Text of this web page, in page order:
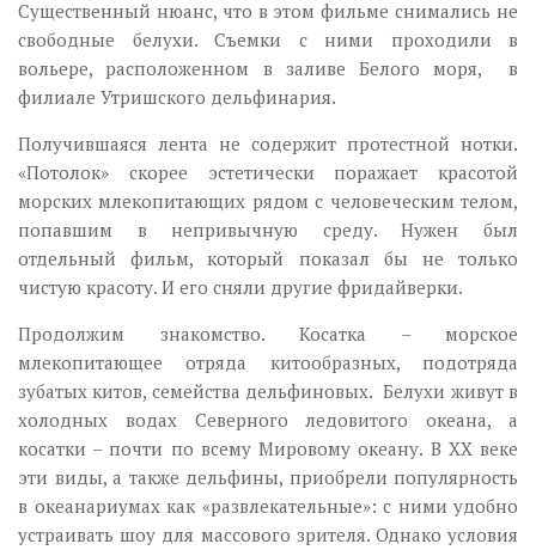
Существенный нюанс, что в этом фильме снимались не
свободные белухи. Съемки с ними проходили в
вольере, расположенном в заливе Белого моря, в
филиале Утришского дельфинария.
Получившаяся лента не содержит протестной нотки.
«Потолок» скорее эстетически поражает красотой
морских млекопитающих рядом с человеческим телом,
попавшим в непривычную среду. Нужен был
отдельный фильм, который показал бы не только
чистую красоту. И его сняли другие фридайверки.
Продолжим знакомство. Косатка – морское
млекопитающее отряда китообразных, подотряда
зубатых китов, семейства дельфиновых. Белухи живут в
холодных водах Северного ледовитого океана, а
косатки – почти по всему Мировому океану. В ХХ веке
эти виды, а также дельфины, приобрели популярность
в океанариумах как «развлекательные»: с ними удобно
устраивать шоу для массового зрителя. Однако условия